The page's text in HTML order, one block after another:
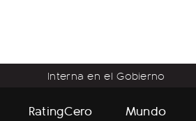
Interna en el Gobierno
RatingCero Mundo